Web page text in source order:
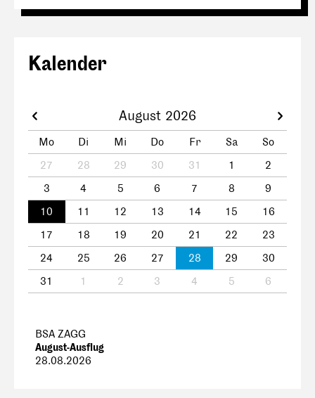
Kalender
August 2026
Mo Di Mi Do Fr Sa
So
27
28 29 30 31 1
2
3
4 5 6 7 8
9
10
11 12 13 14 15
16
17
18 19 20 21 22
23
24
25 26 27 28 29
30
31
1 2 3 4 5 6
BSA ZAGG
August-Ausflug
28.08.2026